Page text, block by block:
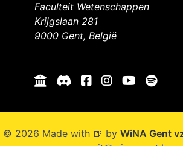
Faculteit Wetenschappen
Krijgslaan 281
9000 Gent, België
© 2026 Made with 🍺 by WiNA Gent